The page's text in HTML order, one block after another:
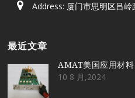
Address: 厦门市思明区吕
最近文章
AMAT美国应用材料
10 8 月,2024